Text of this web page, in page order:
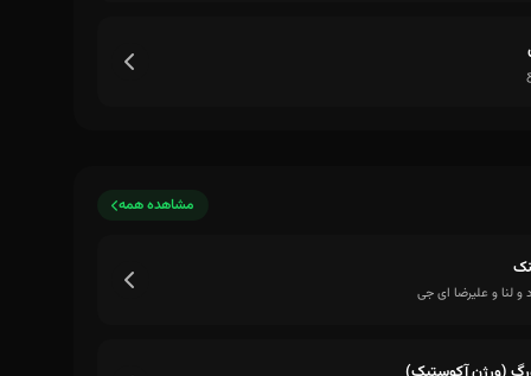
مشاهده همه
و لنا و علیرضا ای جی